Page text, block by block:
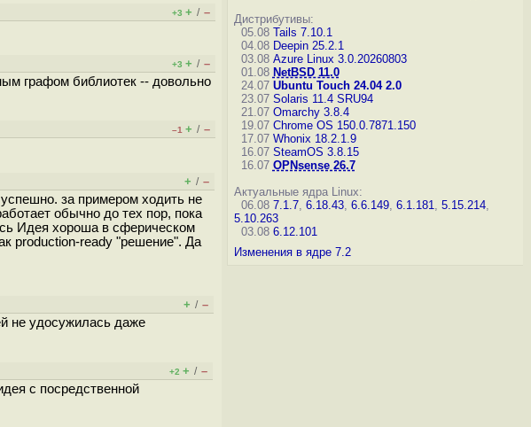
+3 + / –
+3 + / –
графом библиотек -- довольно
–1 + / –
+ / –
за примером ходить не
обычно до тех пор, пока
Идея хороша в сферическом
production-ready "решение". Да
+ / –
не удосужилась даже
+2 + / –
с посредственной
Дистрибутивы:
05.08 Tails 7.10.1
04.08 Deepin 25.2.1
03.08 Azure Linux 3.0.20260803
01.08 NetBSD 11.0
24.07 Ubuntu Touch 24.04 2.0
23.07 Solaris 11.4 SRU94
21.07 Omarchy 3.8.4
19.07 Chrome OS 150.0.7871.150
17.07 Whonix 18.2.1.9
16.07 SteamOS 3.8.15
16.07 OPNsense 26.7
Актуальные ядра Linux:
06.08 7.1.7, 6.18.43, 6.6.149, 6.1.181, 5.15.214,
5.10.263
03.08 6.12.101
Изменения в ядре 7.2